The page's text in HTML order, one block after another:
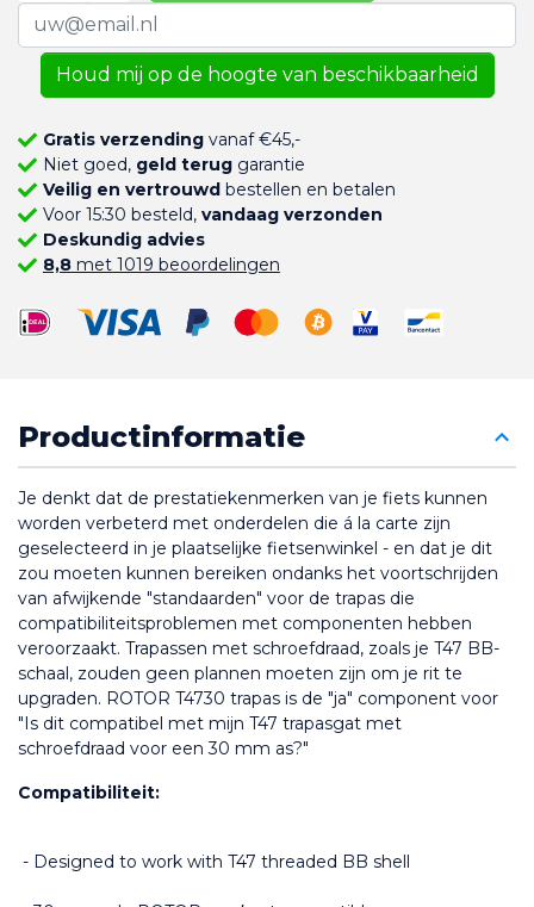
Houd mij op de hoogte van beschikbaarheid
Gratis verzendingvanaf €45,-
Niet goed, geld teruggarantie
Veilig en vertrouwdbestellen en betalen
Voor 15:30 besteld, vandaag verzonden
Deskundig advies
8,8met 1019 beoordelingen
Productinformatie
Je denkt dat de prestatiekenmerken van je fiets kunnen
worden verbeterd met onderdelen die á la carte zijn
geselecteerd in je plaatselijke fietsenwinkel - en dat je dit
zou moeten kunnen bereiken ondanks het voortschrijden
van afwijkende "standaarden" voor de trapas die
compatibiliteitsproblemen met componenten hebben
veroorzaakt. Trapassen met schroefdraad, zoals je T47 BB-
schaal, zouden geen plannen moeten zijn om je rit te
upgraden. ROTOR T4730 trapas is de "ja" component voor
"Is dit compatibel met mijn T47 trapasgat met
schroefdraad voor een 30 mm as?"
Compatibiliteit:
- Designed to work with T47 threaded BB shell